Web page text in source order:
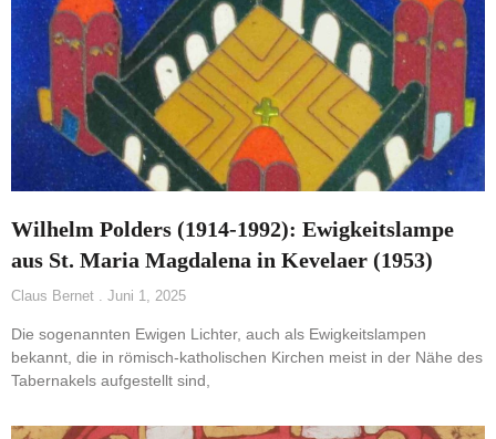
Wilhelm Polders (1914-1992): Ewigkeitslampe
aus St. Maria Magdalena in Kevelaer (1953)
Claus Bernet Juni 1, 2025
Die sogenannten Ewigen Lichter, auch als Ewigkeitslampen
bekannt, die in römisch-katholischen Kirchen meist in der Nähe des
Tabernakels aufgestellt sind,